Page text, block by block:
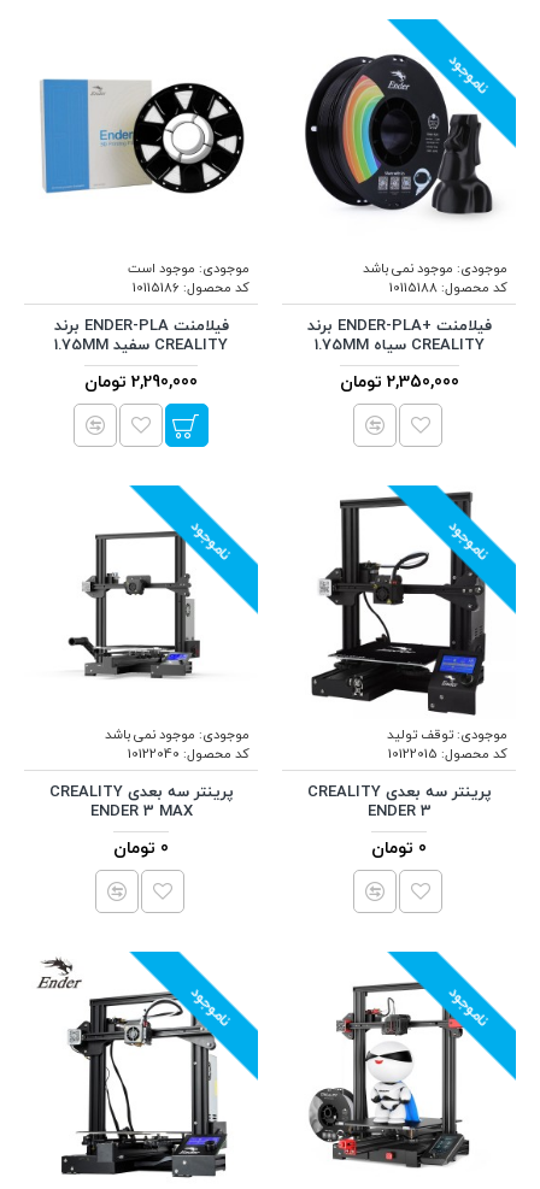
ناموجود
موجودی: موجود نمی باشد
کد محصول:10115188
فیلامنت +ENDER-PLA برند
CREALITY سیاه 1.75MM
2,350,000 تومان
موجودی: موجود است
کد محصول: 10115186
فیلامنت ENDER-PLA برند
CREALITY سفید 1.75MM
2,290,000 تومان
ناموجود
موجودی:توقف تولید
کد محصول: 10122015
پرینتر سه بعدی CREALITY
ENDER 3
0 تومان
ناموجود
موجودی: موجود نمی باشد
کد محصول: 10122040
پرینتر سه بعدی CREALITY
ENDER 3 MAX
0 تومان
ناموجود ناموجود